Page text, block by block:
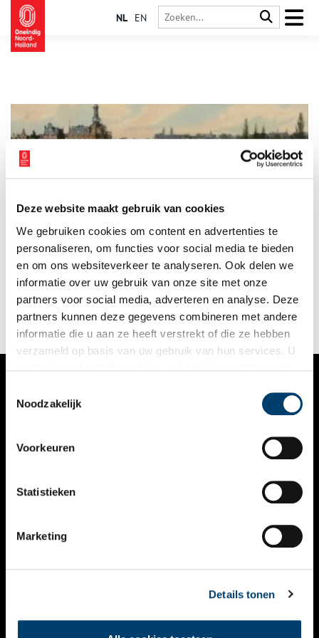
Deze website maakt gebruik van cookies
We gebruiken cookies om content en advertenties te
personaliseren, om functies voor social media te bieden
en om ons websiteverkeer te analyseren. Ook delen we
informatie over uw gebruik van onze site met onze
partners voor social media, adverteren en analyse. Deze
partners kunnen deze gegevens combineren met andere
informatie die u aan ze heeft verstrekt of die ze hebben
verzameld op basis van uw gebruik van hun services. U
Noodzakelijk
Voorkeuren
Statistieken
Marketing
Details tonen
NL EN
Nog even en we kunnen weer vrij reizen, zoals we dat 125 jaar
geleden ook al konden. Toen reisde je nog met de stoomboot
en kon je attracties bezoeken over het leven van Jezus
Christus.
VERHALEN
KALENDER
THEMA’S
VIDEO’S
CONTACT